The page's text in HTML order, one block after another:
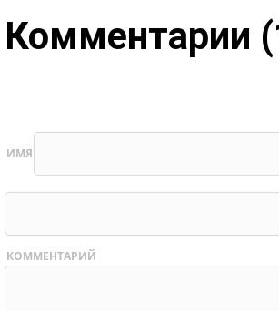
Комментарии
ИМЯ
КОММЕНТАРИЙ